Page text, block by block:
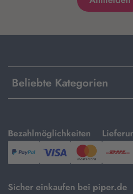
Beliebte Kategorien
Bezahlmöglichkeiten
mit
PayPal,Visa
und
mit
DHL.
Sicher einkaufen bei piper.de